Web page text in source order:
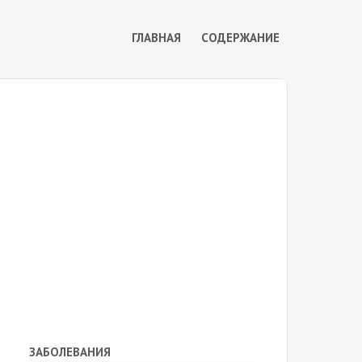
ГЛАВНАЯ СОДЕРЖАНИЕ
ЗАБОЛЕВАНИЯ